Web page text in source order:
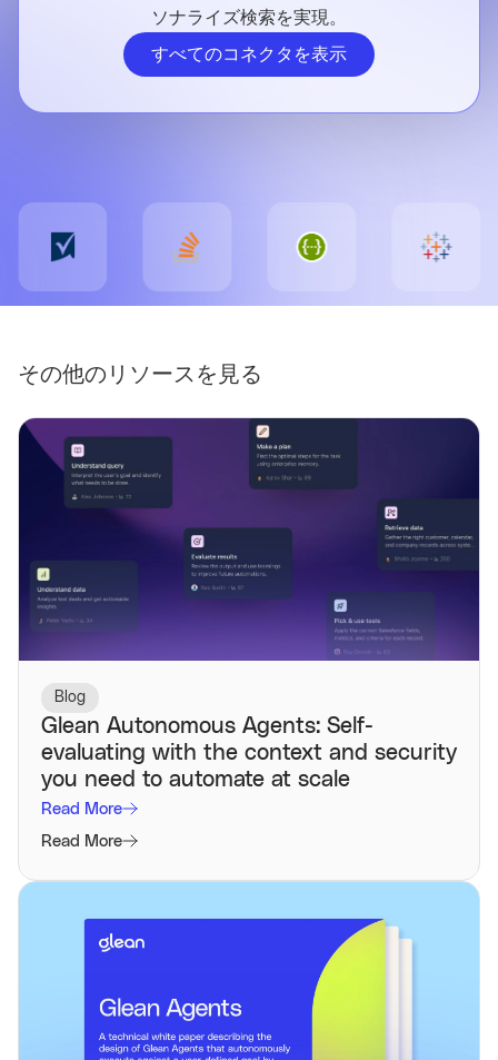
ソナライズ検索を実現。
すべてのコネクタを表示
その他のリソースを見る
Blog
Glean Autonomous Agents: Self-
evaluating with the context and security
you need to automate at scale
Read More
Read More